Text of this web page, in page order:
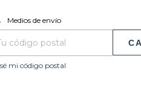
para el CP:
Medios de envío
mi código postal